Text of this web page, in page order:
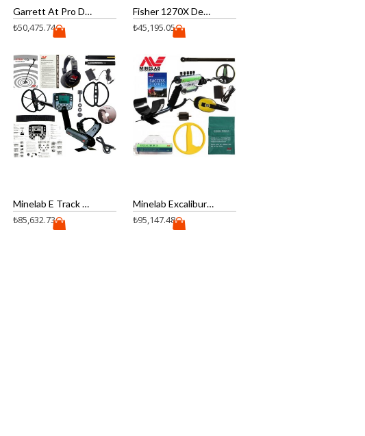
Garrett At Pro Dedektör
₺50,475.74
Fisher 1270X Dedektör
₺45,195.05
Minelab E Track Dedektör
₺85,632.73
Minelab Excalibur 2 Dedektör (Sualtı dedektörü)
₺95,147.48